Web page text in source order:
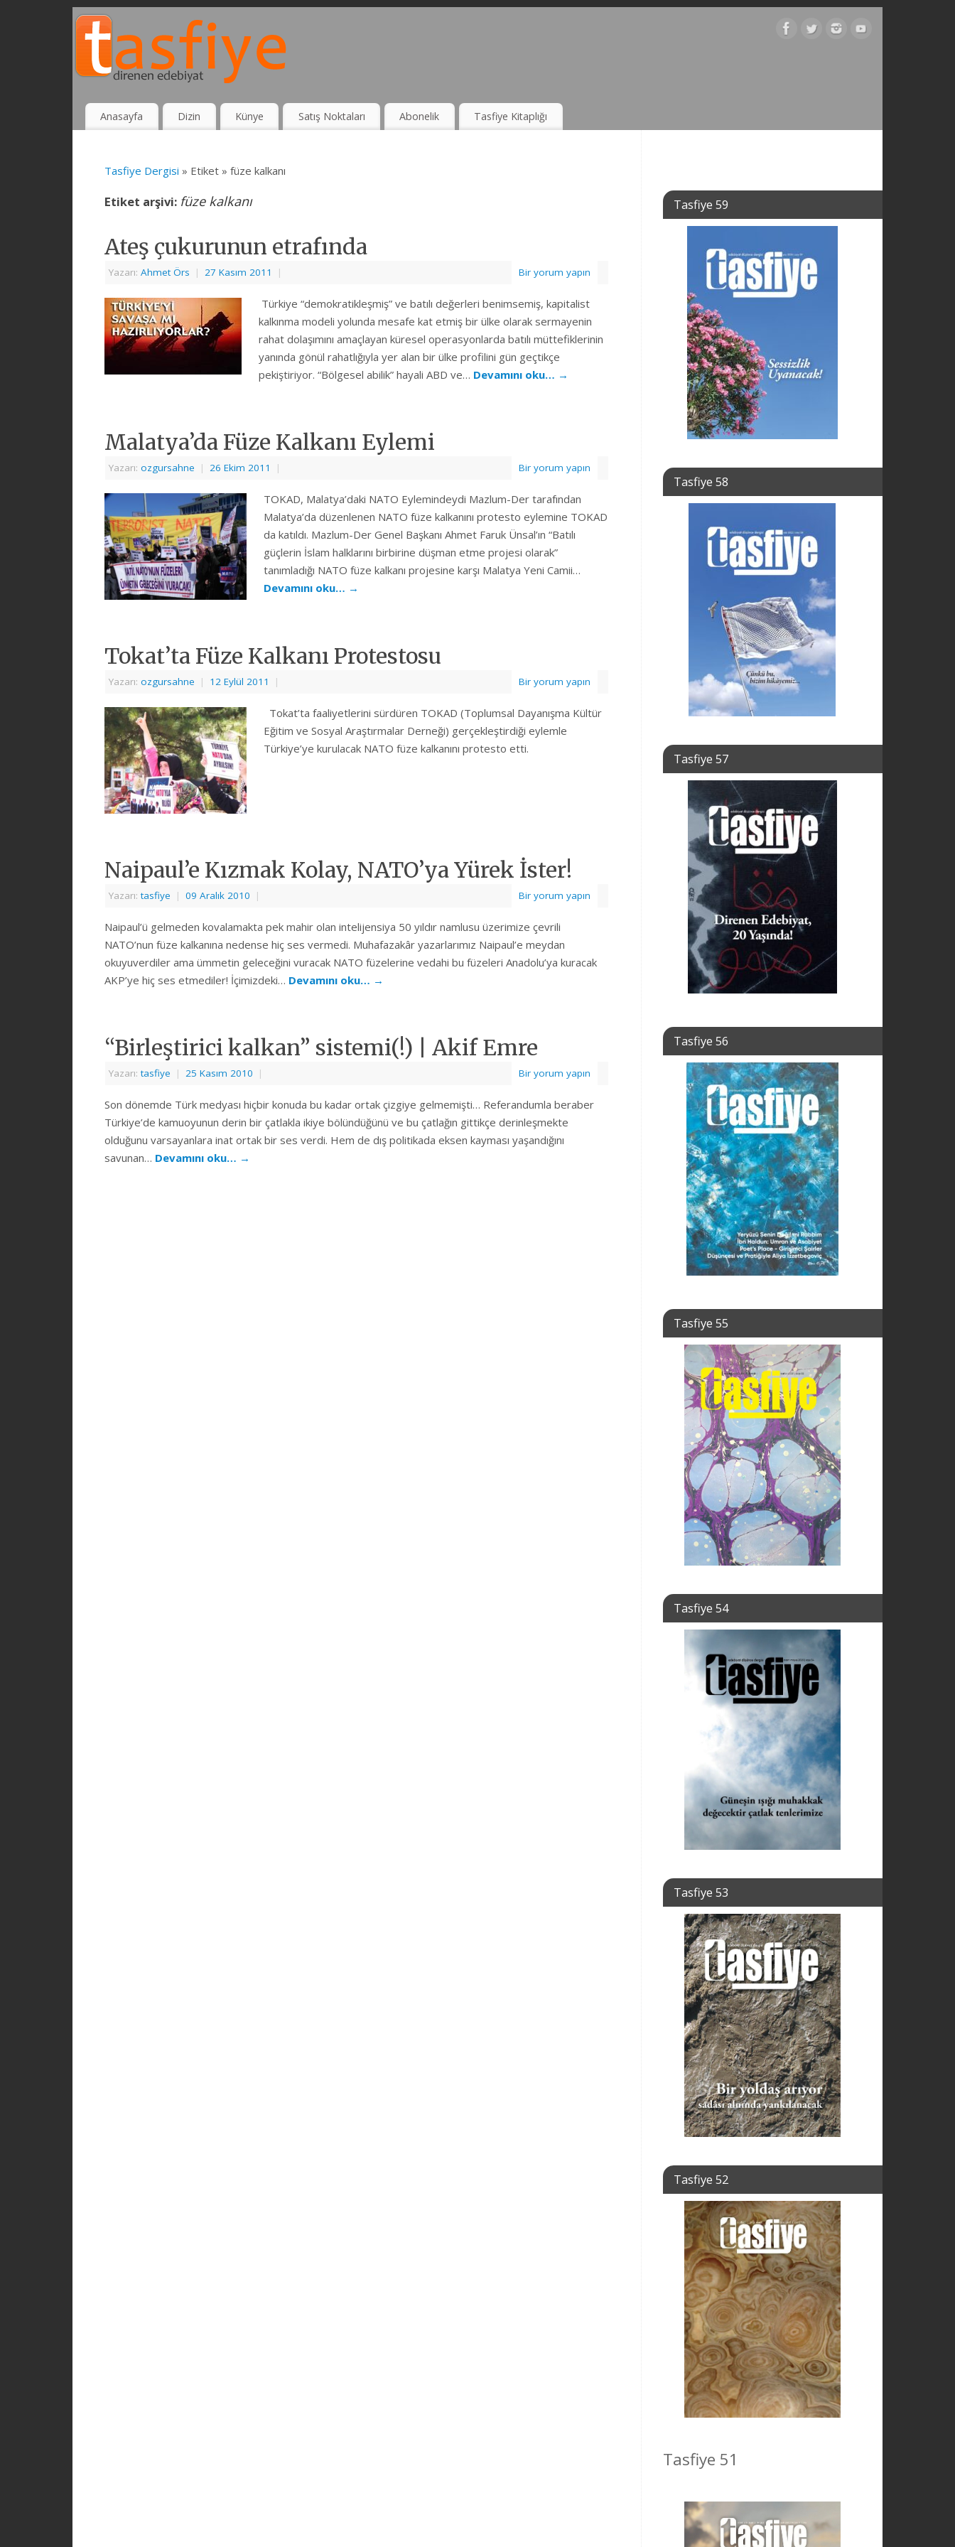
Anasayfa Dizin Künye Satış Noktaları Abonelik Tasfiye Kitaplığı
Tasfiye Dergisi » Etiket » füze kalkanı
Etiket arşivi: füze kalkanı
Ateş çukurunun etrafında
Yazarı: Ahmet Örs | 27 Kasım 2011 | Bir yorum yapın
Türkiye “demokratikleşmiş” ve batılı değerleri benimsemiş, kapitalist
kalkınma modeli yolunda mesafe kat etmiş bir ülke olarak sermayenin
rahat dolaşımını amaçlayan küresel operasyonlarda batılı müttefiklerinin
yanında gönül rahatlığıyla yer alan bir ülke profilini gün geçtikçe
pekiştiriyor. “Bölgesel abilik” hayali ABD ve… Devamını oku… →
Malatya’da Füze Kalkanı Eylemi
Yazarı: ozgursahne | 26 Ekim 2011 | Bir yorum yapın
TOKAD, Malatya’daki NATO Eylemindeydi Mazlum-Der tarafından
Malatya’da düzenlenen NATO füze kalkanını protesto eylemine TOKAD
da katıldı. Mazlum-Der Genel Başkanı Ahmet Faruk Ünsal’ın “Batılı
güçlerin İslam halklarını birbirine düşman etme projesi olarak”
tanımladığı NATO füze kalkanı projesine karşı Malatya Yeni Camii…
Devamını oku… →
Tokat’ta Füze Kalkanı Protestosu
Yazarı: ozgursahne | 12 Eylül 2011 | Bir yorum yapın
Tokat’ta faaliyetlerini sürdüren TOKAD (Toplumsal Dayanışma Kültür
Eğitim ve Sosyal Araştırmalar Derneği) gerçekleştirdiği eylemle
Türkiye’ye kurulacak NATO füze kalkanını protesto etti.
Naipaul’e Kızmak Kolay, NATO’ya Yürek İster!
Yazarı:tasfiye | 09 Aralık 2010 | Bir yorum yapın
Naipaul’ü gelmeden kovalamakta pek mahir olan intelijensiya 50 yıldır namlusu üzerimize çevrili
NATO’nun füze kalkanına nedense hiç ses vermedi. Muhafazakâr yazarlarımız Naipaul’e meydan
okuyuverdiler ama ümmetin geleceğini vuracak NATO füzelerine vedahi bu füzeleri Anadolu’ya kuracak
AKP’ye hiç ses etmediler! İçimizdeki… Devamını oku… →
“Birleştirici kalkan” sistemi(!) | Akif Emre
Yazarı:tasfiye | 25 Kasım 2010 | Bir yorum yapın
Son dönemde Türk medyası hiçbir konuda bu kadar ortak çizgiye gelmemişti… Referandumla beraber
Türkiye’de kamuoyunun derin bir çatlakla ikiye bölündüğünü ve bu çatlağın gittikçe derinleşmekte
olduğunu varsayanlara inat ortak bir ses verdi. Hem de dış politikada eksen kayması yaşandığını
savunan… Devamını oku… →
Tasfiye 59
Tasfiye 58
Tasfiye 57
Tasfiye 56
Tasfiye 55
Tasfiye 54
Tasfiye 53
Tasfiye 52
Tasfiye 51